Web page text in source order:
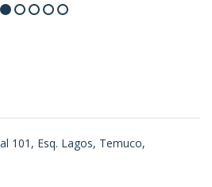
101, Esq. Lagos, Temuco,